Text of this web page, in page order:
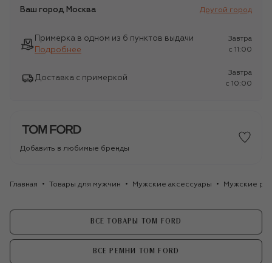
Ваш город Москва Другой город
Примерка в одном из 6 пунктов выдачи
Подробнее
Завтра
c 11:00
Доставка с примеркой
Завтра
c 10:00
Добавить в любимые бренды
Главная Товары для мужчин Мужские аксессуары Мужские
ВСЕ ТОВАРЫ TOM FORD
ВСЕ РЕМНИ TOM FORD